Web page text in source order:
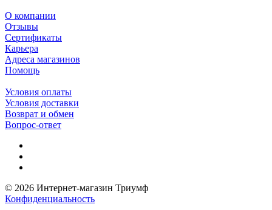
О компании
Отзывы
Сертификаты
Карьера
Адреса магазинов
Помощь
Условия оплаты
Условия доставки
Возврат и обмен
Вопрос-ответ
© 2026 Интернет-магазин Триумф
Конфиденциальность